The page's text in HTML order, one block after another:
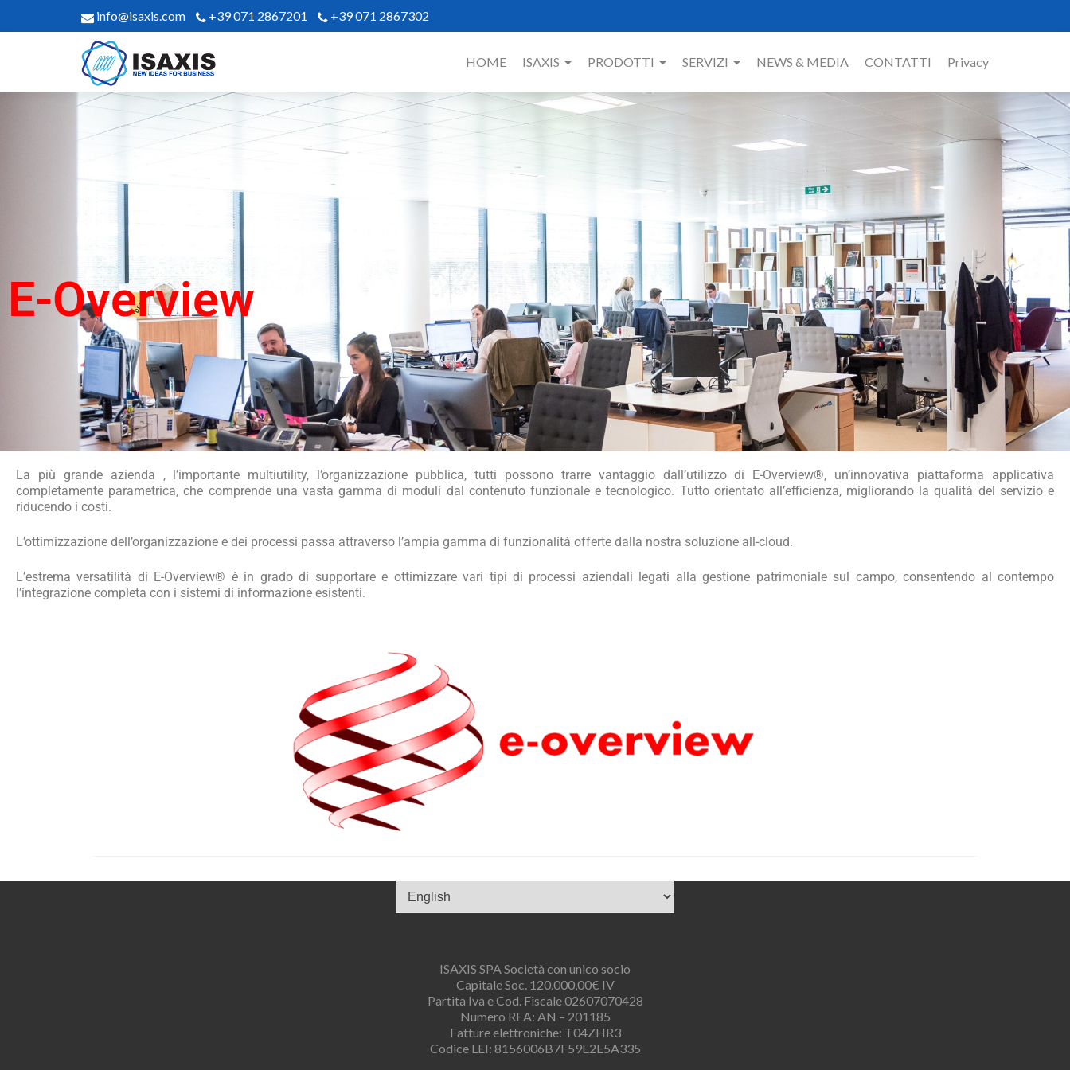
info@isaxis.com +39 071 2867201 +39 071 2867302
HOME ISAXIS PRODOTTI SERVIZI NEWS & MEDIA CONTATTI Privacy
E-Overview
La più grande azienda , l’importante multiutility, l’organizzazione pubblica, tutti possono trarre vantaggio dall’utilizzo di E-Overview®, un’innovativa piattaforma applicativa
completamente parametrica, che comprende una vasta gamma di moduli dal contenuto funzionale e tecnologico. Tutto orientato all’efficienza, migliorando la qualità del servizio e
riducendo i costi.
L’ottimizzazione dell’organizzazione e dei processi passa attraverso l’ampia gamma di funzionalità offerte dalla nostra soluzione all-cloud.
L’estrema versatilità di E-Overview® è in grado di supportare e ottimizzare vari tipi di processi aziendali legati alla gestione patrimoniale sul campo, consentendo al contempo
l’integrazione completa con i sistemi di informazione esistenti.
ISAXIS SPA Società con unico socio
Capitale Soc. 120.000,00€ IV
Partita Iva e Cod. Fiscale 02607070428
Numero REA: AN – 201185
Fatture elettroniche: T04ZHR3
Codice LEI: 8156006B7F59E2E5A335